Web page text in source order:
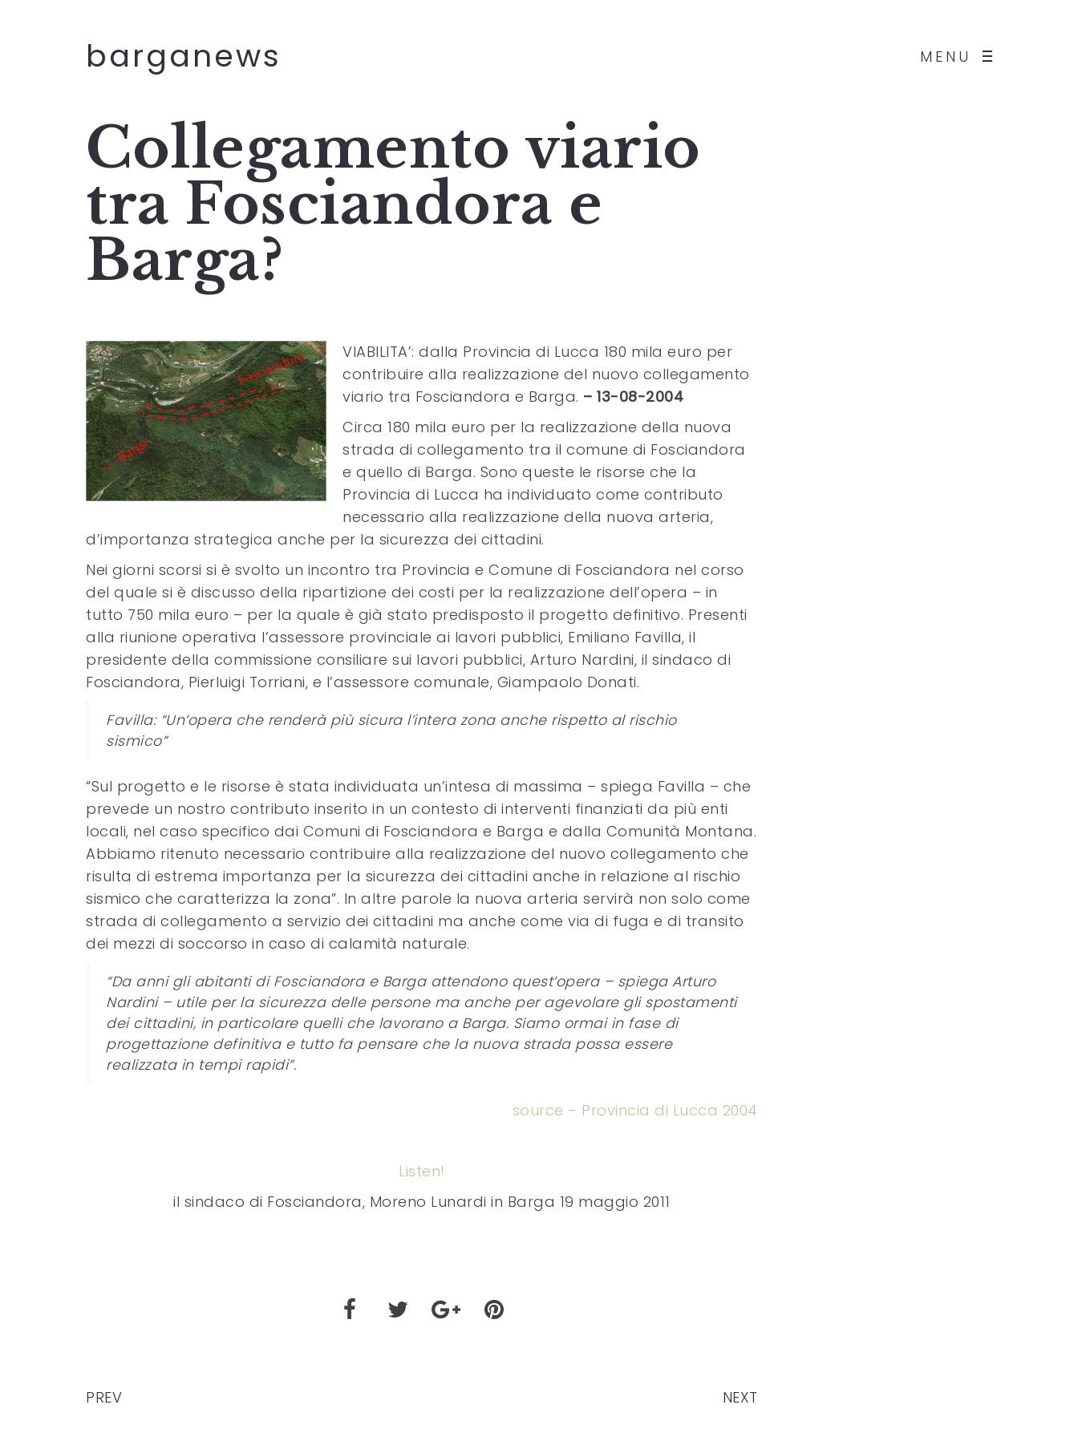
MENU
barganews
Collegamento viario
tra Fosciandora e
Barga?
VIABILITA’: dalla Provincia di Lucca 180 mila euro per
contribuire alla realizzazione del nuovo collegamento
viario tra Fosciandora e Barga. – 13-08-2004
Circa 180 mila euro per la realizzazione della nuova
strada di collegamento tra il comune di Fosciandora
e quello di Barga. Sono queste le risorse che la
Provincia di Lucca ha individuato come contributo
necessario alla realizzazione della nuova arteria,
d’importanza strategica anche per la sicurezza dei cittadini.
Nei giorni scorsi si è svolto un incontro tra Provincia e Comune di Fosciandora nel corso
del quale si è discusso della ripartizione dei costi per la realizzazione dell’opera – in
tutto 750 mila euro – per la quale è già stato predisposto il progetto definitivo. Presenti
alla riunione operativa l’assessore provinciale ai lavori pubblici, Emiliano Favilla, il
presidente della commissione consiliare sui lavori pubblici, Arturo Nardini, il sindaco di
Fosciandora, Pierluigi Torriani, e l’assessore comunale, Giampaolo Donati.
Favilla: “Un’opera che renderà più sicura l’intera zona anche rispetto al rischio
sismico”
“Sul progetto e le risorse è stata individuata un’intesa di massima – spiega Favilla – che
prevede un nostro contributo inserito in un contesto di interventi finanziati da più enti
locali, nel caso specifico dai Comuni di Fosciandora e Barga e dalla Comunità Montana.
Abbiamo ritenuto necessario contribuire alla realizzazione del nuovo collegamento che
risulta di estrema importanza per la sicurezza dei cittadini anche in relazione al rischio
sismico che caratterizza la zona”. In altre parole la nuova arteria servirà non solo come
strada di collegamento a servizio dei cittadini ma anche come via di fuga e di transito
dei mezzi di soccorso in caso di calamità naturale.
“Da anni gli abitanti di Fosciandora e Barga attendono quest’opera – spiega Arturo
Nardini – utile per la sicurezza delle persone ma anche per agevolare gli spostamenti
dei cittadini, in particolare quelli che lavorano a Barga. Siamo ormai in fase di
progettazione definitiva e tutto fa pensare che la nuova strada possa essere
realizzata in tempi rapidi”.
source – Provincia di Lucca 2004
Listen!
il sindaco di Fosciandora, Moreno Lunardi in Barga 19 maggio 2011
PREV NEXT